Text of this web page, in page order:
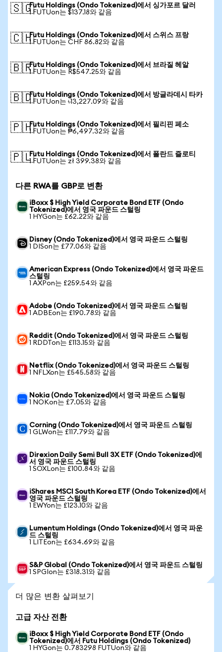
🇸🇬Futu Holdings (Ondo Tokenized)에서 싱가포르 달러
1 FUTUon는 $137.18와 같음
🇨🇭Futu Holdings (Ondo Tokenized)에서 스위스 프랑
1 FUTUon는 CHF 86.82와 같음
🇧🇷Futu Holdings (Ondo Tokenized)에서 브라질 헤알
1 FUTUon는 R$547.25와 같음
🇧🇩Futu Holdings (Ondo Tokenized)에서 방글라데시 타카
1 FUTUon는 ৳13,227.09와 같음
🇵🇭Futu Holdings (Ondo Tokenized)에서 필리핀 페소
1 FUTUon는 ₱6,497.32와 같음
🇵🇱Futu Holdings (Ondo Tokenized)에서 폴란드 즐로티
1 FUTUon는 zł 399.38와 같음
다른 RWA를 GBP로 변환
iBoxx $ High Yield Corporate Bond ETF (Ondo
Tokenized)에서 영국 파운드 스털링
1 HYGon는 £62.22와 같음
Disney (Ondo Tokenized)에서 영국 파운드 스털링
1 DISon는 £77.06와 같음
American Express (Ondo Tokenized)에서 영국 파운드
스털링
1 AXPon는 £259.54와 같음
Adobe (Ondo Tokenized)에서 영국 파운드 스털링
1 ADBEon는 £190.78와 같음
Reddit (Ondo Tokenized)에서 영국 파운드 스털링
1 RDDTon는 £113.15와 같음
Netflix (Ondo Tokenized)에서 영국 파운드 스털링
1 NFLXon는 £545.58와 같음
Nokia (Ondo Tokenized)에서 영국 파운드 스털링
1 NOKon는 £7.05와 같음
Corning (Ondo Tokenized)에서 영국 파운드 스털링
1 GLWon는 £117.79와 같음
Direxion Daily Semi Bull 3X ETF (Ondo Tokenized)에
서 영국 파운드 스털링
1 SOXLon는 £100.84와 같음
iShares MSCI South Korea ETF (Ondo Tokenized)에서
영국 파운드 스털링
1 EWYon는 £123.10와 같음
Lumentum Holdings (Ondo Tokenized)에서 영국 파운
드 스털링
1 LITEon는 £634.69와 같음
S&P Global (Ondo Tokenized)에서 영국 파운드 스털링
1 SPGIon는 £318.31와 같음
더 많은 변환 살펴보기
고급 자산 전환
iBoxx $ High Yield Corporate Bond ETF (Ondo
Tokenized)에서 Futu Holdings (Ondo Tokenized)
1 HYGon는 0.783298 FUTUon와 같음